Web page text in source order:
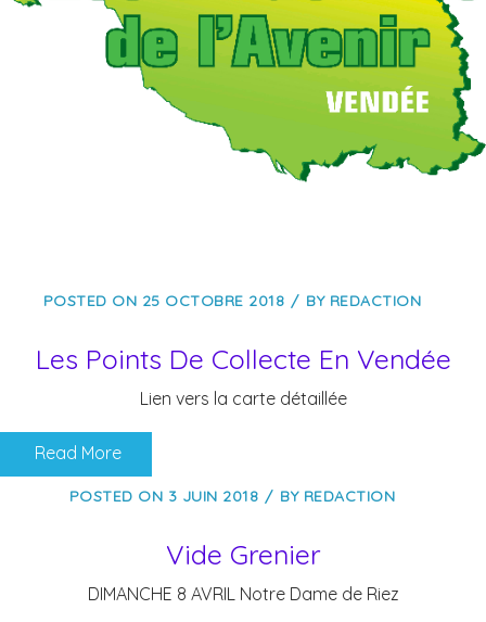
POSTED ON 25 OCTOBRE 2018 BY REDACTION
Les Points De Collecte En Vendée
Lien vers la carte détaillée
Read More
POSTED ON 3 JUIN 2018 BY REDACTION
Vide Grenier
DIMANCHE 8 AVRIL Notre Dame de Riez